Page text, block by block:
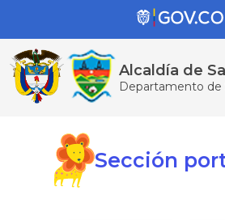
Alcaldía de
Departamento de
Sección